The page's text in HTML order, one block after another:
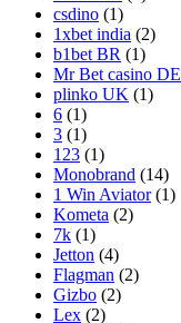
csdino (1)
1xbet india (2)
b1bet BR (1)
Mr Bet casino DE
plinko UK (1)
6 (1)
3 (1)
123 (1)
Monobrand (14)
1 Win Aviator(1)
Kometa (2)
7k (1)
Jetton (4)
Flagman (2)
Gizbo (2)
Lex (2)